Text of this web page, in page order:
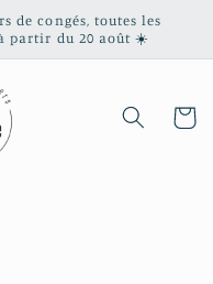
de congés, toutes les
partir du 20 août ☀️
Panier